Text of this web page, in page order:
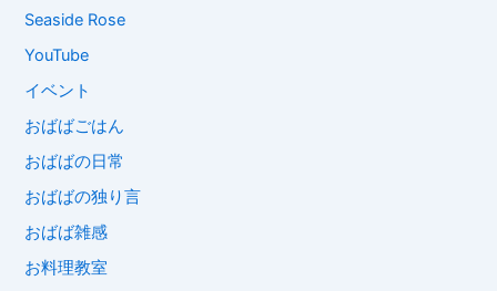
Seaside Rose
YouTube
イベント
おばばごはん
おばばの日常
おばばの独り言
おばば雑感
お料理教室